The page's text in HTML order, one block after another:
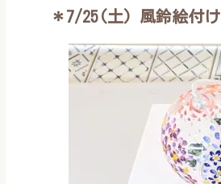
＊7/25(土) 風鈴絵付け